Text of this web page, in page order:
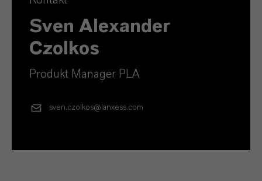
Sven Alexander
Czolkos
Produkt Manager PLA
sven.czolkos@lanxess.com